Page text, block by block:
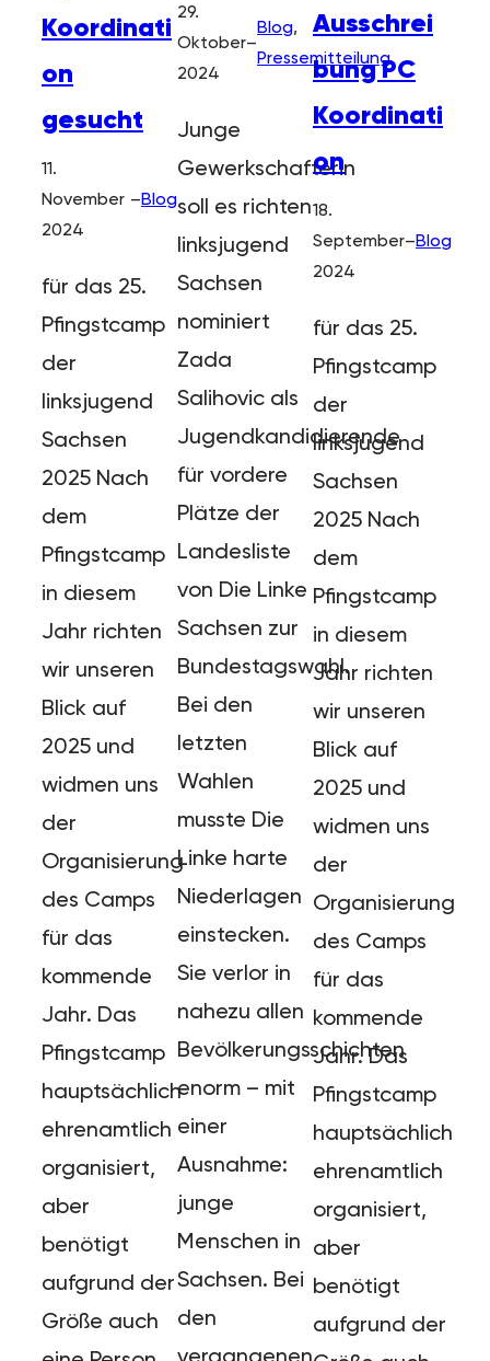
Koordinati
on
gesucht
11.
November
2024
–Blog
für das 25.
Pfingstcamp
der
linksjugend
Sachsen
2025 Nach
dem
Pfingstcamp
in diesem
Jahr richten
wir unseren
Blick auf
2025 und
widmen uns
der
Organisierung
des Camps
für das
kommende
Jahr. Das
Pfingstcamp
hauptsächlich
ehrenamtlich
organisiert,
aber
benötigt
aufgrund der
Größe auch
29.
Oktober
2024
–
Blog
Pressemitteilung
Junge
Gewerkschafterin
soll es richten
linksjugend
Sachsen
nominiert
Zada
Salihovic als
Jugendkandidierende
für vordere
Plätze der
Landesliste
von Die Linke
Sachsen zur
Bundestagswahl.
Bei den
letzten
Wahlen
musste Die
Linke harte
Niederlagen
einstecken.
Sie verlor in
nahezu allen
Bevölkerungsschichten
enorm – mit
einer
Ausnahme:
junge
Menschen in
Sachsen. Bei
den
vergangenen
Ausschrei
bung PC
Koordinati
on
18.
September
2024
–Blog
für das 25.
Pfingstcamp
der
linksjugend
Sachsen
2025 Nach
dem
Pfingstcamp
in diesem
Jahr richten
wir unseren
Blick auf
2025 und
widmen uns
der
Organisierung
des Camps
für das
kommende
Jahr. Das
Pfingstcamp
hauptsächlich
ehrenamtlich
organisiert,
aber
benötigt
aufgrund der